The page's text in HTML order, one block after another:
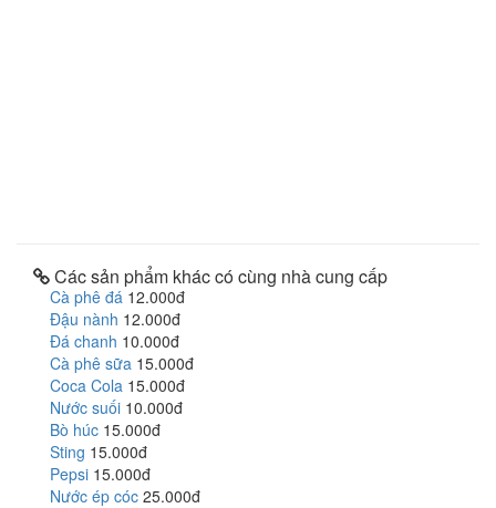
Các sản phẩm khác có cùng nhà cung cấp
Cà phê đá 12.000đ
Đậu nành 12.000đ
Đá chanh 10.000đ
Cà phê sữa 15.000đ
Coca Cola 15.000đ
Nước suối 10.000đ
Bò húc 15.000đ
Sting 15.000đ
Pepsi 15.000đ
Nước ép cóc 25.000đ